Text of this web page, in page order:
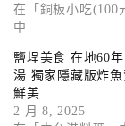
在「銅板小吃(100
中
鹽埕美食 在地60
湯 獨家隱藏版炸
鮮美
2 月 8, 2025